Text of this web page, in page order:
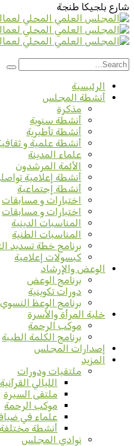
شارع بلجيكا طنجة
الرئيسية
أنشطة المجلس
مذكرة
أنشطة سنوية
أنشطة تأطيرية
أنشطة علمية و
علماء المدينة
الأئمة المرشدون
أنشطة إعلامية
أنشطة إجتماعية
اختبارات و مسابقات
اختبارات و مسابقات
المناسبات الدينية
المناسبات الطنية
برنامج خطة تسديد
كبسولات إعلامية
الوعض والإرشاد
برنامج الوعض
دورات تكوينية
برنامج الوعظ النسوي
خلية المرأة والأسرة
موكب الرحمة
برنامج الكلمة الطيبة
إصدارات المجلس
المزيد
ملتقيات ودورات
الليالي القرآنية
ملتقى السيرة
موكب الرحمة
علماء في
أنشطة مختلفة
نوادي المجلس